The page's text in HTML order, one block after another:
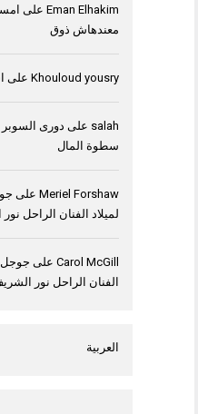
Eman Elhakim على
معندهاش ذوق
Khouloud yousry على
salah على دورى السوبر
سطوة المال
Meriel Forshaw على
لميلاد الفنان الراحل
Carol McGill على
الفنان الراحل نور
العربية